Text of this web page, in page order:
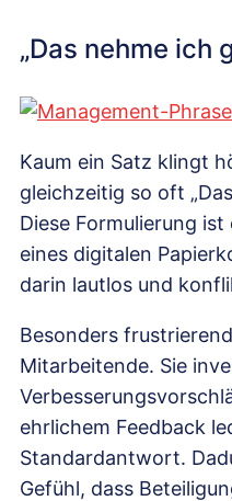
„Das nehme ich
Kaum ein Satz klingt
gleichzeitig so oft
Diese Formulierung
eines digitalen
darin lautlos und
Besonders
Mitarbeitende. Sie
ehrlichem Feedback
Standardantwort.
Gefühl, dass